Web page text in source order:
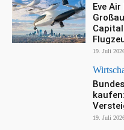
Eve
19. Juli
19. Juli